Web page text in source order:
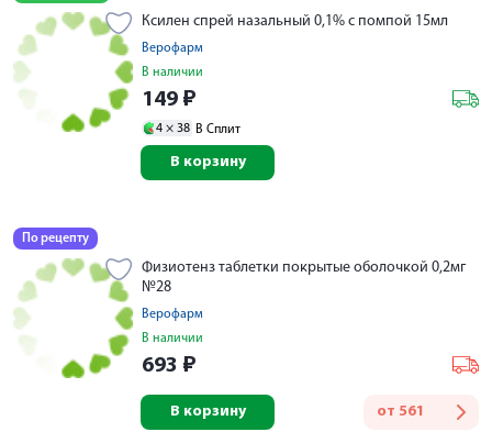
Ксилен спрей назальный 0,1% с помпой 15мл
Верофарм
В наличии
149 ₽
4 × 38 В Сплит
В корзину
По рецепту
Физиотенз таблетки покрытые оболочкой 0,2мг
№28
Верофарм
В наличии
693 ₽
от 561
В корзину